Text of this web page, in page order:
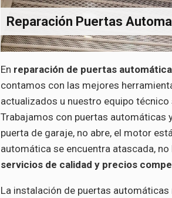
Reparación Puertas
En reparación de puertas
contamos con las mejores
actualizados u nuestro equipo
Trabajamos con puertas automáticas
puerta de garaje, no abre, el motor
automática se encuentra atascada,
servicios de calidad y precios
La instalación de puertas